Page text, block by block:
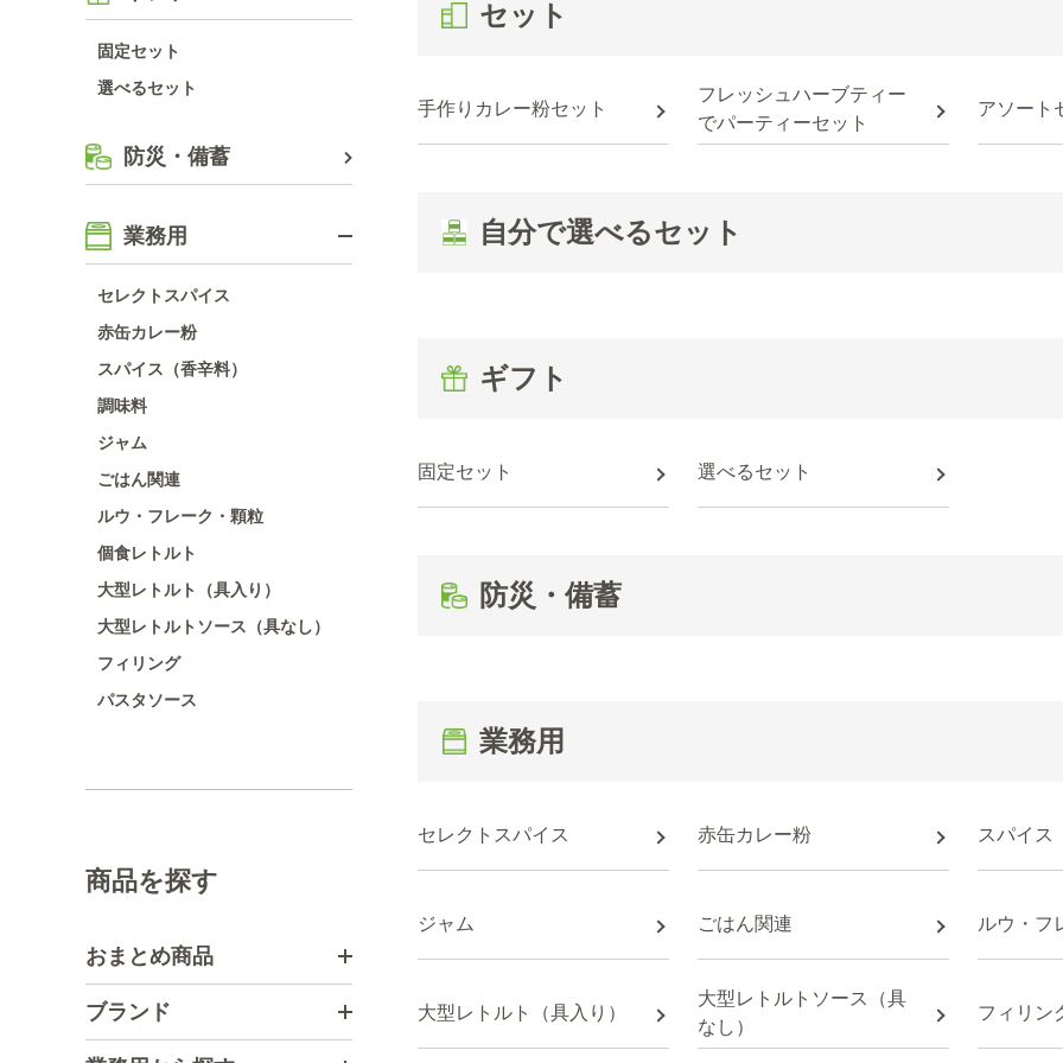
固定セット
選べるセット
防災・備蓄
業務用
セレクトスパイス
赤缶カレー粉
スパイス（香辛料）
調味料
ジャム
ごはん関連
ルウ・フレーク・顆粒
個食レトルト
大型レトルト（具入り）
大型レトルトソース（具なし）
フィリング
パスタソース
商品を探す
おまとめ商品
ブランド
セット
手作りカレー粉セット
フレッシュハーブティー
でパーティーセット
アソート
自分で選べるセット
ギフト
固定セット 選べるセット
防災・備蓄
業務用
セレクトスパイス 赤缶カレー粉 スパイス
ジャム ごはん関連 ルウ・フ
大型レトルト（具入り）
大型レトルトソース（具
なし）
フィリン